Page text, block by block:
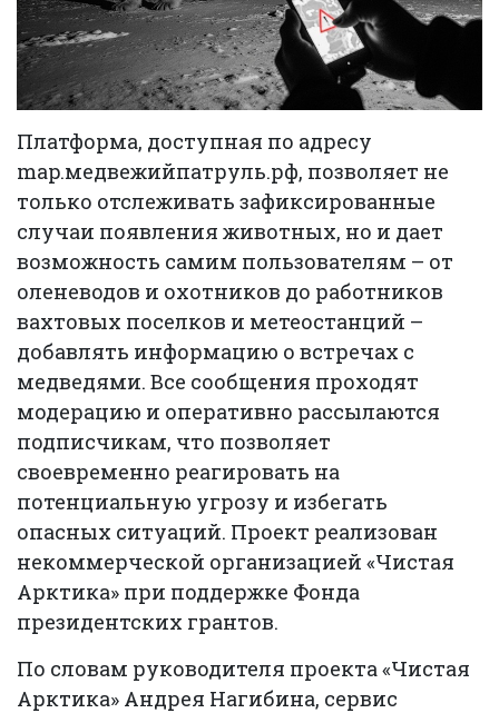
Платформа, доступная по адресу
map.медвежийпатруль.рф, позволяет не
только отслеживать зафиксированные
случаи появления животных, но и дает
возможность самим пользователям – от
оленеводов и охотников до работников
вахтовых поселков и метеостанций –
добавлять информацию о встречах с
медведями. Все сообщения проходят
модерацию и оперативно рассылаются
подписчикам, что позволяет
своевременно реагировать на
потенциальную угрозу и избегать
опасных ситуаций. Проект реализован
некоммерческой организацией «Чистая
Арктика» при поддержке Фонда
президентских грантов.
По словам руководителя проекта «Чистая
Арктика» Андрея Нагибина, сервис